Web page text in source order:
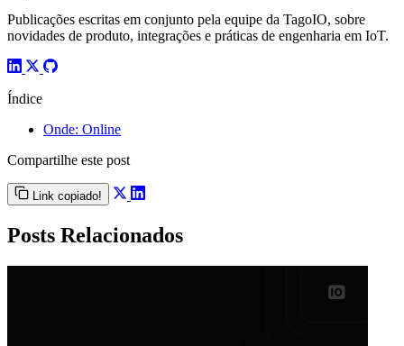
Publicações escritas em conjunto pela equipe da TagoIO, sobre
novidades de produto, integrações e práticas de engenharia em IoT.
Índice
Onde: Online
Compartilhe este post
Link copiado!
Posts Relacionados